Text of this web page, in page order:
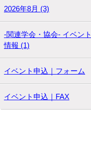
2026年8月 (3)
-関連学会・協会- イベント
情報 (1)
イベント申込｜フォーム
イベント申込｜FAX